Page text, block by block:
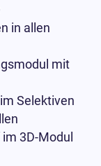
in allen
mit
Selektiven
3D-Modul